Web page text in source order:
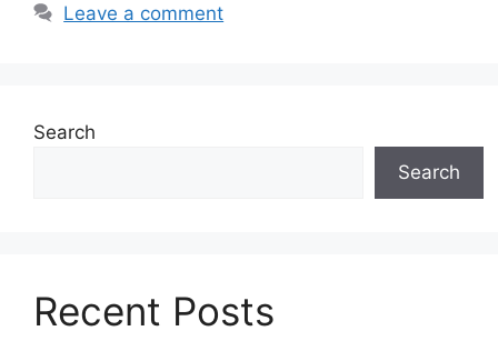
Leave a comment
Search
Search
Recent Posts